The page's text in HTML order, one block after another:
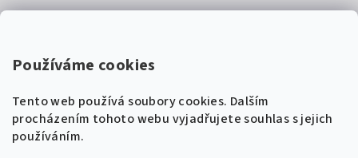
Používáme cookies
Tento web používá soubory cookies. Dalším
procházením tohoto webu vyjadřujete souhlas s jejich
používáním.
Super Noty, s.r.o.
IČ: 04568672